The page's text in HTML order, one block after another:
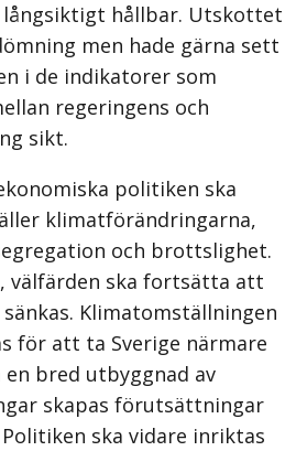
långsiktigt hållbar. Utskottet
men hade gärna sett
i de indikatorer som
regeringens och
sikt.
politiken ska
klimatförändringarna,
och brottslighet.
välfärden ska fortsätta att
Klimatomställningen
för att ta Sverige närmare
bred utbyggnad av
skapas förutsättningar
ska vidare inriktas